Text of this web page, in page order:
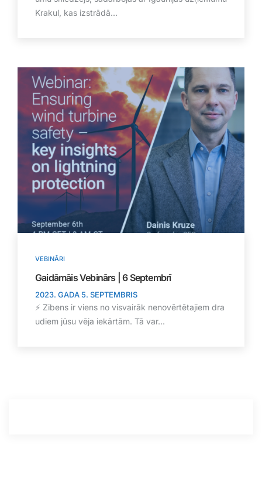
Krakul, kas izstrādā...
VEBINĀRI
Gaidāmāis Vebinārs | 6 Septembrī
2023. GADA 5. SEPTEMBRIS
⚡ Zibens ir viens no visvairāk nenovērtētajiem dra
udiem jūsu vēja iekārtām. Tā var...